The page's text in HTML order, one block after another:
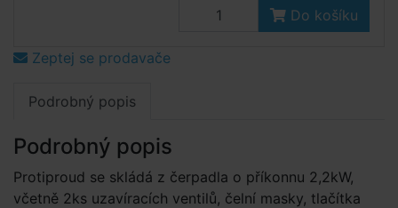
Do košíku
Zeptej se prodavače
Podrobný popis
Podrobný popis
Protiproud se skládá z čerpadla o příkonnu 2,2kW,
včetně 2ks uzavíracích ventilů, čelní masky, tlačítka